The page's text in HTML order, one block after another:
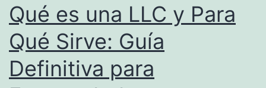
Qué es una LLC y Para
Qué Sirve: Guía
Definitiva para